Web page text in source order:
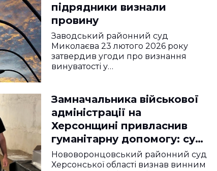
підрядники визнали
провину
Заводський районний суд
Миколаєва 23 лютого 2026 року
затвердив угоди про визнання
винуватості у…
Замначальника військової
адміністрації на
Херсонщині привласнив
гуманітарну допомогу: суд
визнав винним, але
звільнив від ув’язнення
Нововоронцовський районний суд
Херсонської області визнав винним